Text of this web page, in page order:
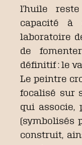
l’huile
capacité à
laboratoire
de
définitif : le
Le peintre
focalisé sur
qui associe,
(symbolisés
construit,